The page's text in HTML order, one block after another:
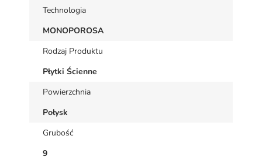
Technologia
MONOPOROSA
Rodzaj Produktu
Płytki Ścienne
Powierzchnia
Połysk
Grubość
9